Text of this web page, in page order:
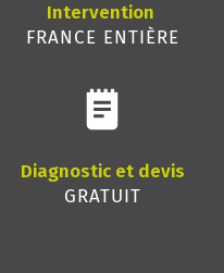
Intervention
FRANCE ENTIÈRE
Diagnostic et devis
GRATUIT